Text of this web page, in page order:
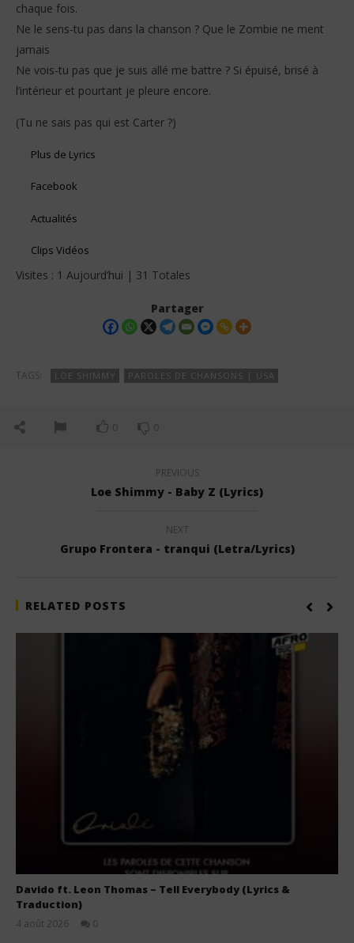
chaque fois.
Ne le sens-tu pas dans la chanson ? Que le Zombie ne ment
jamais
Ne vois-tu pas que je suis allé me battre ? Si épuisé, brisé à
l’intérieur et pourtant je pleure encore.
(Tu ne sais pas qui est Carter ?)
Plus de Lyrics
Facebook
Actualités
Clips Vidéos
Visites : 1 Aujourd’hui | 31 Totales
Partager
TAGS: LOE SHIMMY PAROLES DE CHANSONS | USA
0 0
PREVIOUS
Loe Shimmy - Baby Z (Lyrics)
NEXT
Grupo Frontera - tranqui (Letra/Lyrics)
RELATED POSTS
Davido ft. Leon Thomas – Tell Everybody (Lyrics &
Traduction)
4 août 2026
0